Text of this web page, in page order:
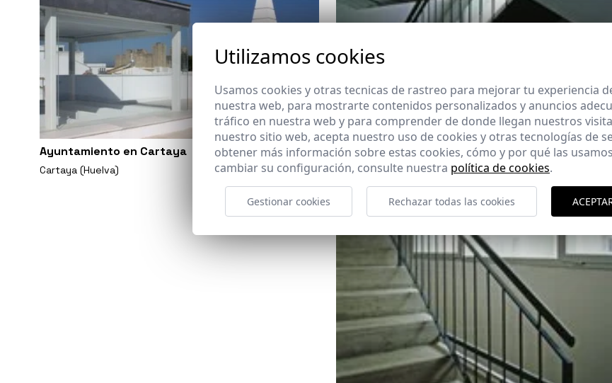
Ayuntamiento en Cartaya
Cartaya (Huelva)
Utilizamos cookies
Usamos cookies y otras tecnicas de rastreo para mejorar tu experiencia
nuestra web, para mostrarte contenidos personalizados y anuncios
tráfico en nuestra web y para comprender de donde llegan nuestros
nuestro sitio web, acepta nuestro uso de cookies y otras tecnologías de
obtener más información sobre estas cookies, cómo y por qué las
cambiar su configuración, consulte nuestra política de cookies.
Gestionar cookies Rechazar todas las cookies